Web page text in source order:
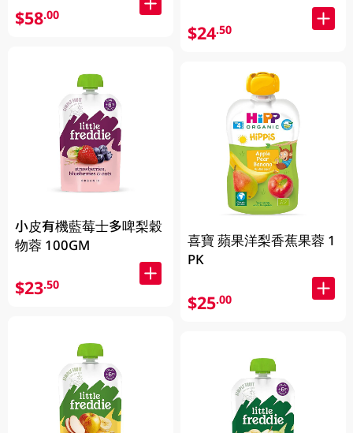
$58.00
小皮有機藍莓士多啤梨穀
物蓉 100GM
$23.50
$24.50
喜寶 蘋果洋梨香蕉果蓉 1
PK
$25.00